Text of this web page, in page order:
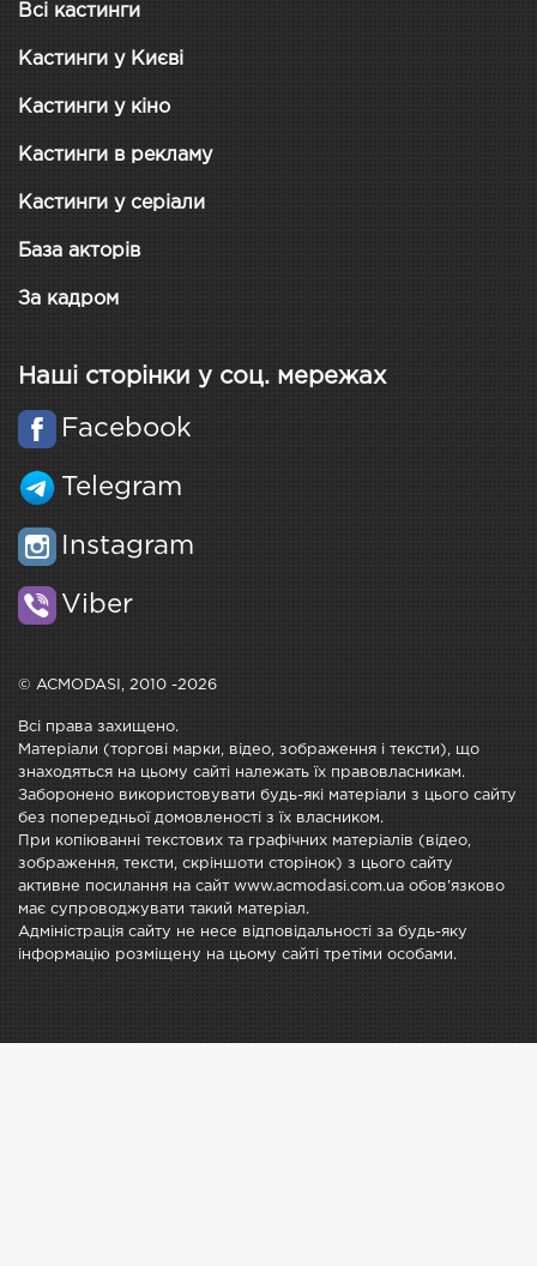
Всі кастинги
Кастинги у Києві
Кастинги у кіно
Кастинги в рекламу
Кастинги у серіали
База акторів
За кадром
Наші сторінки у соц. мережах
Facebook
Telegram
Instagram
Viber
© ACMODASI, 2010 -2026
Всі права захищено.
Матеріали (торгові марки, відео, зображення і тексти), що
знаходяться на цьому сайті належать їх правовласникам.
Заборонено використовувати будь-які матеріали з цього сайту
без попередньої домовленості з їх власником.
При копіюванні текстових та графічних матеріалів (відео,
зображення, тексти, скріншоти сторінок) з цього сайту
активне посилання на сайт www.acmodasi.com.ua обов'язково
має супроводжувати такий матеріал.
Адміністрація сайту не несе відповідальності за будь-яку
інформацію розміщену на цьому сайті третіми особами.